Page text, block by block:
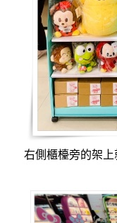
右側櫃檯旁的架